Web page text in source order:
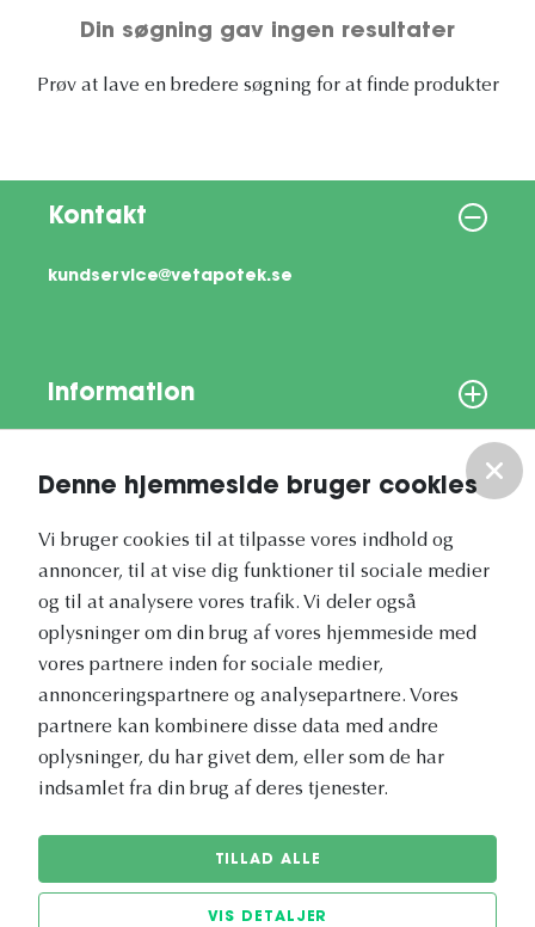
Denne hjemmeside bruger cookies
Vi bruger cookies til at tilpasse vores indhold og
annoncer, til at vise dig funktioner til sociale medier
og til at analysere vores trafik. Vi deler også
oplysninger om din brug af vores hjemmeside med
vores partnere inden for sociale medier,
annonceringspartnere og analysepartnere. Vores
partnere kan kombinere disse data med andre
oplysninger, du har givet dem, eller som de har
indsamlet fra din brug af deres tjenester.
TILLAD ALLE
VIS DETALJER
Din søgning gav ingen resultater
Prøv at lave en bredere søgning for at finde produkter
Kontakt
kundservice@vetapotek.se
Information
Vores nyhedsbrev
Vetapotek.dk er en del af
Evidensia
Dyresundhedspleje